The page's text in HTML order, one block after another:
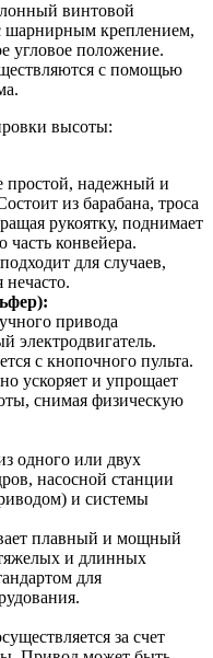
винтовой
шарнирным креплением,
угловое положение.
с помощью
высоты:
простой, надежный и
из барабана, троса
рукоятку, поднимает
конвейера.
для случаев,
нечасто.
привода
электродвигатель.
с кнопочного пульта.
ускоряет и упрощает
снимая физическую
одного или двух
насосной станции
и системы
плавный и мощный
и длинных
для
за счет